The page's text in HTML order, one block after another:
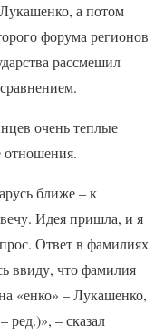
а потом
форума регионов
рассмешил
очень теплые
отношения.
ближе – к
Идея пришла, и я
Ответ в фамилиях
ввиду, что фамилия
«енко» – Лукашенко,
– сказал